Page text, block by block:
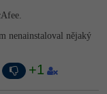
nenainstaloval nějaký
+1